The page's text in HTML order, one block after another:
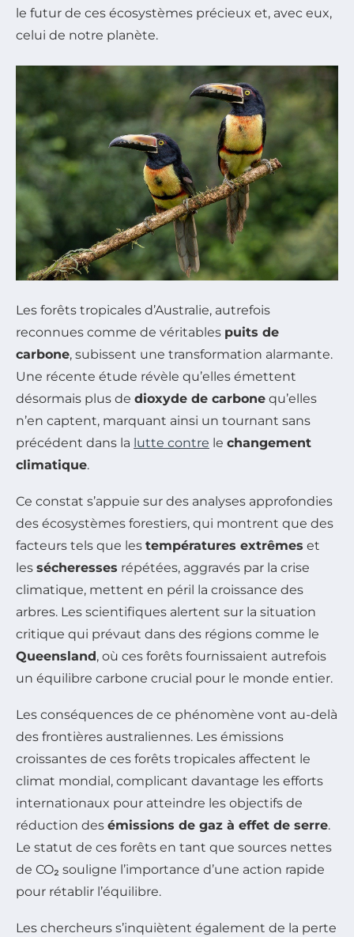
le futur de ces écosystèmes précieux et, avec eux,
celui de notre planète.
Les forêts tropicales d’Australie, autrefois
reconnues comme de véritables puits de
carbone, subissent une transformation alarmante.
Une récente étude révèle qu’elles émettent
désormais plus de dioxyde de carbone qu’elles
n’en captent, marquant ainsi un tournant sans
précédent dans la lutte contre le changement
climatique.
Ce constat s’appuie sur des analyses approfondies
des écosystèmes forestiers, qui montrent que des
facteurs tels que les températures extrêmes et
les sécheresses répétées, aggravés par la crise
climatique, mettent en péril la croissance des
arbres. Les scientifiques alertent sur la situation
critique qui prévaut dans des régions comme le
Queensland , où ces forêts fournissaient autrefois
un équilibre carbone crucial pour le monde entier.
Les conséquences de ce phénomène vont au-delà
des frontières australiennes. Les émissions
croissantes de ces forêts tropicales affectent le
climat mondial, complicant davantage les efforts
internationaux pour atteindre les objectifs de
réduction des émissions de gaz à effet de serre.
Le statut de ces forêts en tant que sources nettes
de CO₂ souligne l’importance d’une action rapide
pour rétablir l’équilibre.
Les chercheurs s’inquiètent également de la perte